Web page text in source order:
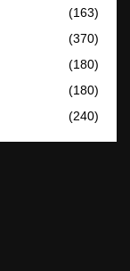
(163)
(370)
(180)
(180)
(240)